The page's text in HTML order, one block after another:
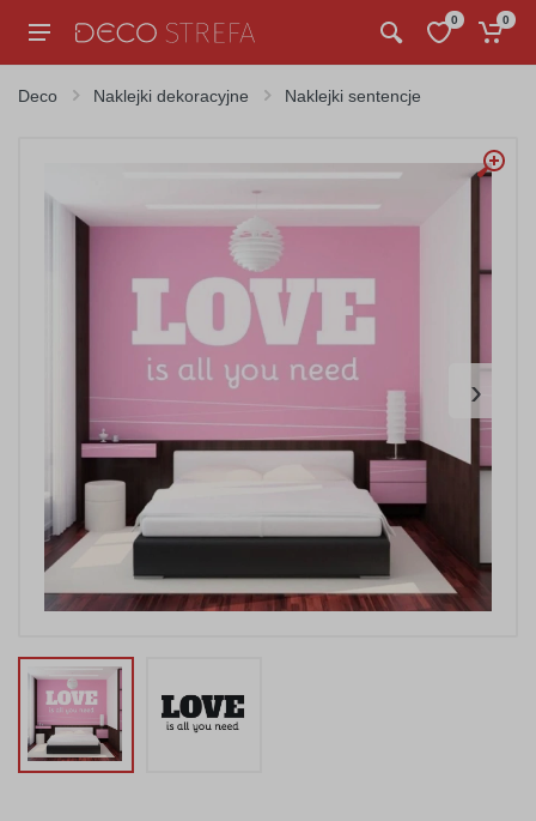
0 0
Deco Naklejki dekoracyjne Naklejki sentencje
›